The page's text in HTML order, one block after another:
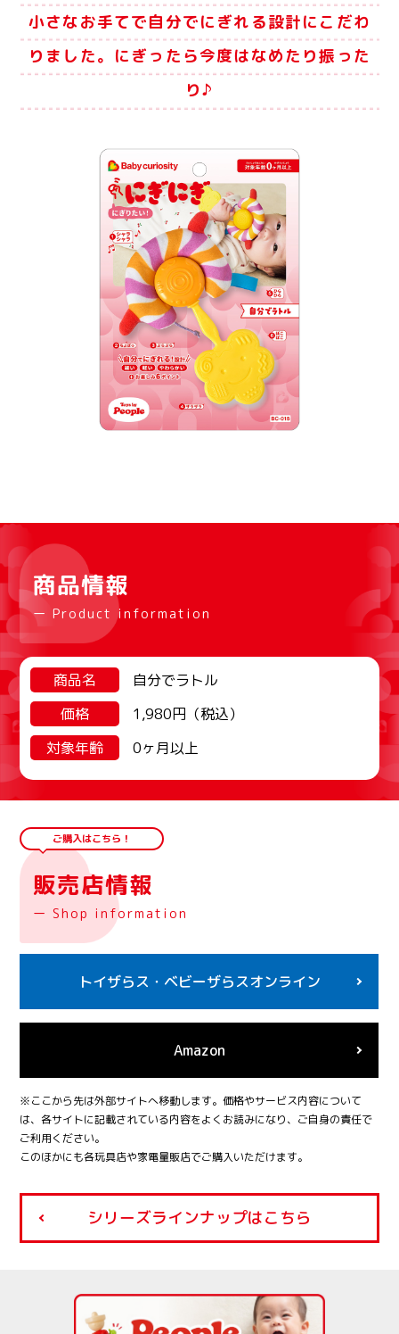
小さなお手てで自分でにぎれる設計にこだわ
りました。 にぎったら今度はなめたり振った
り♪
商品情報
ー Product information
商品名
自分でラトル
価格
1,980円（税込）
対象年齢
0ヶ月以上
ご購入はこちら！
販売店情報
ー Shop information
トイザらス・ ベビーザらスオンライン
Amazon
※ここから先は外部サイトへ移動します。価格やサービス内容について
は、各サイトに記載されている内容をよくお読みになり、ご自身の責任で
ご利用ください。
このほかにも各玩具店や家電量販店でご購入いただけます。
シリーズラインナップはこちら